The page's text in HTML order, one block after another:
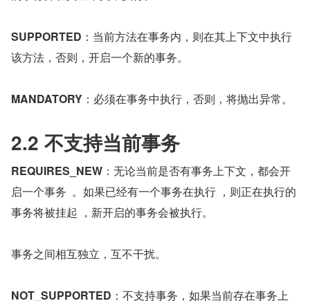
SUPPORTED ：当前方法在事务内，则在其上下文中执行
该方法，否则，开启一个新的事务。
MANDATORY ：必须在事务中执行，否则，将抛出异常。
2.2 不支持当前事务
REQUIRES_NEW ：无论当前是否有事务上下文，都会开
启一个事务  。如果已经有一个事务在执行 ，则正在执行的
事务将被挂起 ，新开启的事务会被执行。
事务之间相互独立，互不干扰。
NOT_SUPPORTED ：不支持事务，如果当前存在事务上